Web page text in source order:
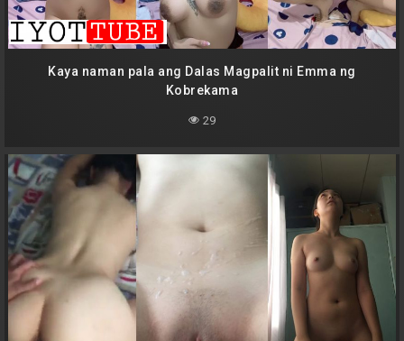
Kaya naman pala ang Dalas Magpalit ni Emma ng
Kobrekama
29